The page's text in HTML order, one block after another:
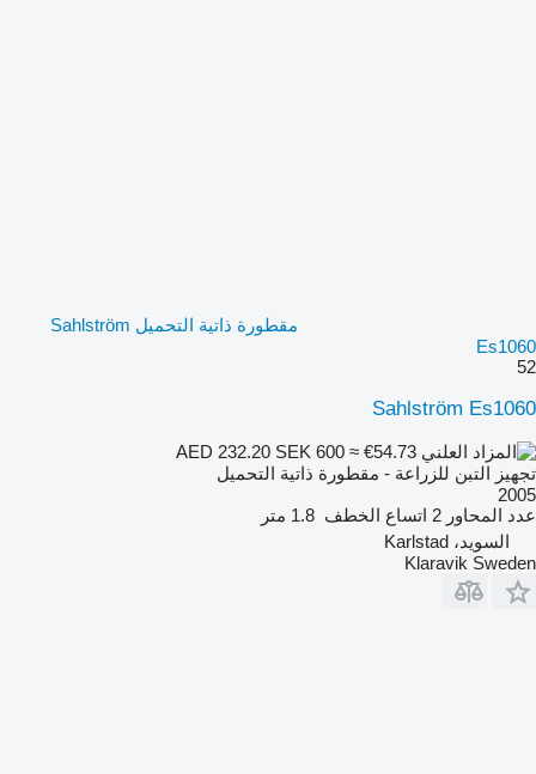
مقطورة ذاتية التحميل Sahlström
Es1060
52
Sahlström Es1060
SEK 600 ≈ €54.73
تجهيز التبن للزراعة - مقطورة ذاتية التحميل
2005
عدد المحاور 2 اتساع الخطف 1.8 متر
السويد، Karlstad
Klaravik Sweden